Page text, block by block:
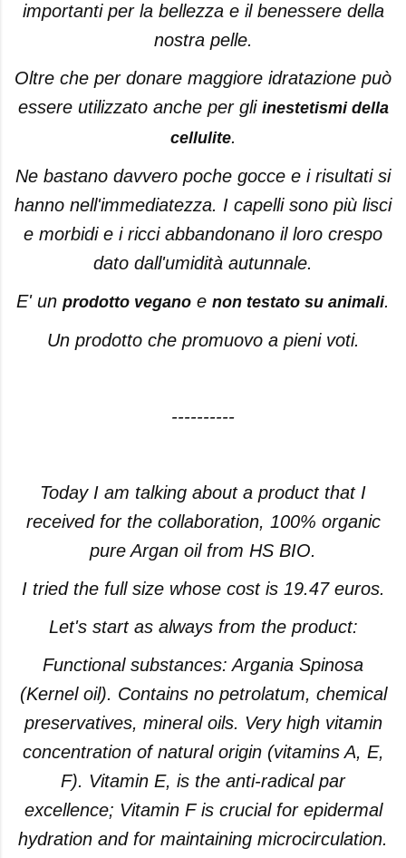
importanti per la bellezza e il benessere della
nostra pelle.
Oltre che per donare maggiore idratazione può
essere utilizzato anche per gli inestetismi della
cellulite.
Ne bastano davvero poche gocce e i risultati si
hanno nell'immediatezza. I capelli sono più lisci
e morbidi e i ricci abbandonano il loro crespo
dato dall'umidità autunnale.
E' un prodotto vegano e non testato su animali.
Un prodotto che promuovo a pieni voti.
----------
Today I am talking about a product that I
received for the collaboration, 100% organic
pure Argan oil from HS BIO.
I tried the full size whose cost is 19.47 euros.
Let's start as always from the product:
Functional substances: Argania Spinosa
(Kernel oil). Contains no petrolatum, chemical
preservatives, mineral oils. Very high vitamin
concentration of natural origin (vitamins A, E,
F). Vitamin E, is the anti-radical par
excellence; Vitamin F is crucial for epidermal
hydration and for maintaining microcirculation.